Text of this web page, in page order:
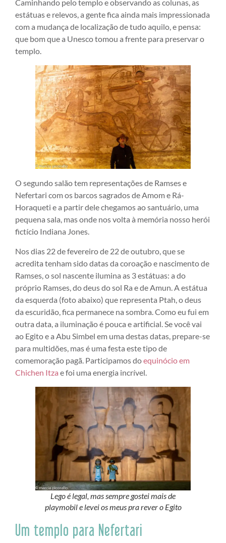
Caminhando pelo templo e observando as colunas, as
estátuas e relevos, a gente fica ainda mais impressionada
com a mudança de localização de tudo aquilo, e pensa:
que bom que a Unesco tomou a frente para preservar o
templo.
O segundo salão tem representações de Ramses e
Nefertari com os barcos sagrados de Amom e Rá-
Horaqueti e a partir dele chegamos ao santuário, uma
pequena sala, mas onde nos volta à memória nosso herói
fictício Indiana Jones.
Nos dias 22 de fevereiro de 22 de outubro, que se
acredita tenham sido datas da coroação e nascimento de
Ramses, o sol nascente ilumina as 3 estátuas: a do
próprio Ramses, do deus do sol Ra e de Amun. A estátua
da esquerda (foto abaixo) que representa Ptah, o deus
da escuridão, fica permanece na sombra. Como eu fui em
outra data, a iluminação é pouca e artificial. Se você vai
ao Egito e a Abu Simbel em uma destas datas, prepare-se
para multidões, mas é uma festa este tipo de
comemoração pagã. Participamos doequinócio em
Chichen Itza e foi uma energia incrível.
Lego é legal, mas sempre gostei mais de
playmobil e levei os meus pra rever o Egito
Um templo para Nefertari